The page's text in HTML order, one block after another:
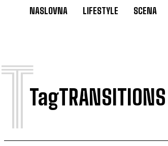
NASLOVNA LIFESTYLE SCENA
Tag
T